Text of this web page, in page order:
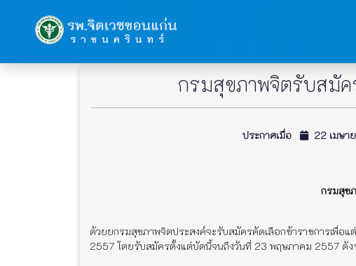
กรมสุขภาพจิตรับสมัค
ประกาศเมื่อ 22 เมษา
กรมสุข
ด้วยยกรมสุขภาพจิตประสงค์จะรับสมัครคัดเลือกข้าราชการเพื่อแ
2557 โดยรับสมัครตั้งแต่บัดนี้จนถึงวันที่ 23 พฤษภาคม 2557 ดั